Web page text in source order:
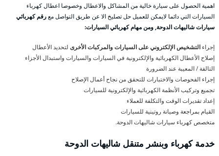
اهمية الحصول على سيارة خالية من المشاكل والاعطال وخصوصا اعطال كهرباء
السيارات التي دائما لايمكن للعميل حل تصليخ الا عن طريق التواصل معرقم كهربائي
سيارات شاليهات الدوحة, ومن مهام كهربائي السيارات:
إجراء التشخيص الإلكتروني على السيارات والمركبات الأخرى لتحديد الأعطال
إصلاح الأعطال الكهربائية والإلكترونية في السيارات والسيارات واستبدال الأجزاء
التالفة / المعيبة عند الضرورة
إجراء الفحوصات والاختبارات للتحقق من نجاح أعمال الإصلاح
تجميع وتركيب الأنظمة الكهربائية والإلكترونية للسيارات
إعداد تقديرات الوقت والتكلفة للعملاء
القيام بمراجعة وصيانة روتينية للسيارات
متخصص كهرباء سيارات شاليهات الدوحة.
خدمة كهرباء وبنشر متنقل شاليهات الدوحة